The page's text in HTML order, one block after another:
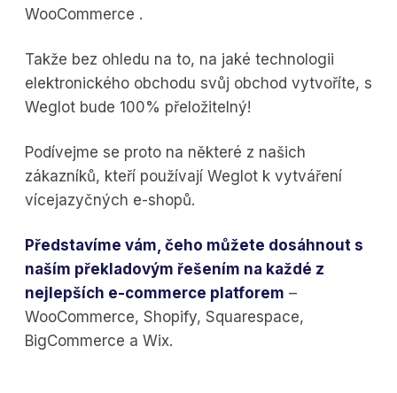
WooCommerce .
Takže bez ohledu na to, na jaké technologii
elektronického obchodu svůj obchod vytvoříte, s
Weglot bude 100% přeložitelný!
Podívejme se proto na některé z našich
zákazníků, kteří používají Weglot k vytváření
vícejazyčných e-shopů.
Představíme vám, čeho můžete dosáhnout s
naším překladovým řešením na každé z
nejlepších e-commerce platforem –
WooCommerce, Shopify, Squarespace,
BigCommerce a Wix.